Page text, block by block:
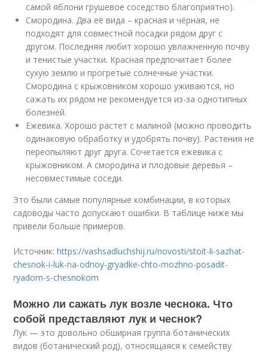
самой яблони грушевое соседство благоприятно).
Смородина. Два её вида – красная и чёрная, не
подходят для совместной посадки рядом друг с
другом. Последняя любит хорошо увлажненную почву
и тенистые участки. Красная предпочитает более
сухую землю и прогретые солнечные участки.
Смородина с крыжовником хорошо уживаются, но
сажать их рядом не рекомендуется из-за однотипных
болезней.
Ежевика. Хорошо растет с малиной (можно проводить
одинаковую обработку и удобрять почву). Растения не
переопыляют друг друга. Сочетается ежевика с
крыжовником. А смородина и плодовые деревья –
несовместимые соседи.
Это были самые популярные комбинации, в которых
садоводы часто допускают ошибки. В таблице ниже мы
привели больше примеров.
Источник:https://vashsadluchshij.ru/novosti/stoit-li-sazhat-
chesnok-i-luk-na-odnoy-gryadke-chto-mozhno-posadit-
ryadom-s-chesnokom
Можно ли сажать лук возле чеснока. Что
собой представляют лук и чеснок?
Лук — это довольно обширная группа ботанических
видов (ботанический род), относящаяся к семейству